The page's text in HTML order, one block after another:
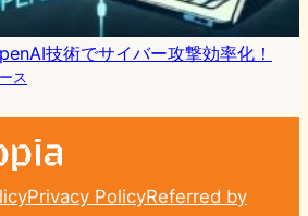
技術でサイバー攻撃効率化！
ス
Privacy PolicyReferred by